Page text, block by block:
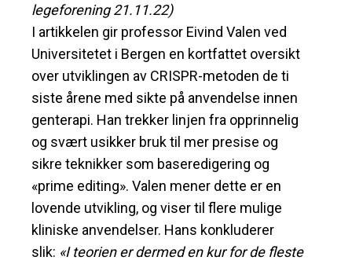
legeforening 21.11.22)
I artikkelen gir professor Eivind Valen ved
Universitetet i Bergen en kortfattet oversikt
over utviklingen av CRISPR-metoden de ti
siste årene med sikte på anvendelse innen
genterapi. Han trekker linjen fra opprinnelig
og svært usikker bruk til mer presise og
sikre teknikker som baseredigering og
«prime editing». Valen mener dette er en
lovende utvikling, og viser til flere mulige
kliniske anvendelser. Hans konkluderer
slik: «I teorien er dermed en kur for de fleste